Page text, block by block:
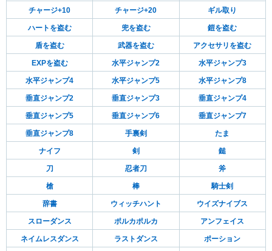
チャージ+10 チャージ+20 ギル取り
ハートを盗む 兜を盗む 鎧を盗む
盾を盗む 武器を盗む アクセサリを盗む
EXPを盗む 水平ジャンプ2 水平ジャンプ3
水平ジャンプ4 水平ジャンプ5 水平ジャンプ8
垂直ジャンプ2 垂直ジャンプ3 垂直ジャンプ4
垂直ジャンプ5 垂直ジャンプ6 垂直ジャンプ7
垂直ジャンプ8 手裏剣 たま
ナイフ 剣 鎚
刀 忍者刀 斧
槍 棒 騎士剣
辞書 ウィッチハント ウイズナイブス
スローダンス ポルカポルカ アンフェイス
ネイムレスダンス ラストダンス ポーション